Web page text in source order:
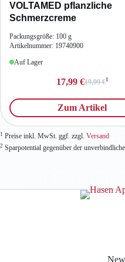
VOLTAMED pflanzliche
Schmerzcreme
Packungsgröße: 100 g
Artikelnummer: 19740900
Auf Lager
17,99 €19,99 €1
Zum Artikel
1 Preise inkl. MwSt. ggf. zzgl. Versand
2 Sparpotential gegenüber der